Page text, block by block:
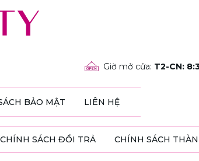
Giờ mở cửa: T2-CN:
BẢO MẬT LIÊN HỆ
CHÍNH SÁCH ĐỔI TRẢ CHÍNH SÁCH